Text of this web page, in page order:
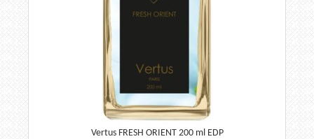
Vertus FRESH ORIENT 200 ml EDP